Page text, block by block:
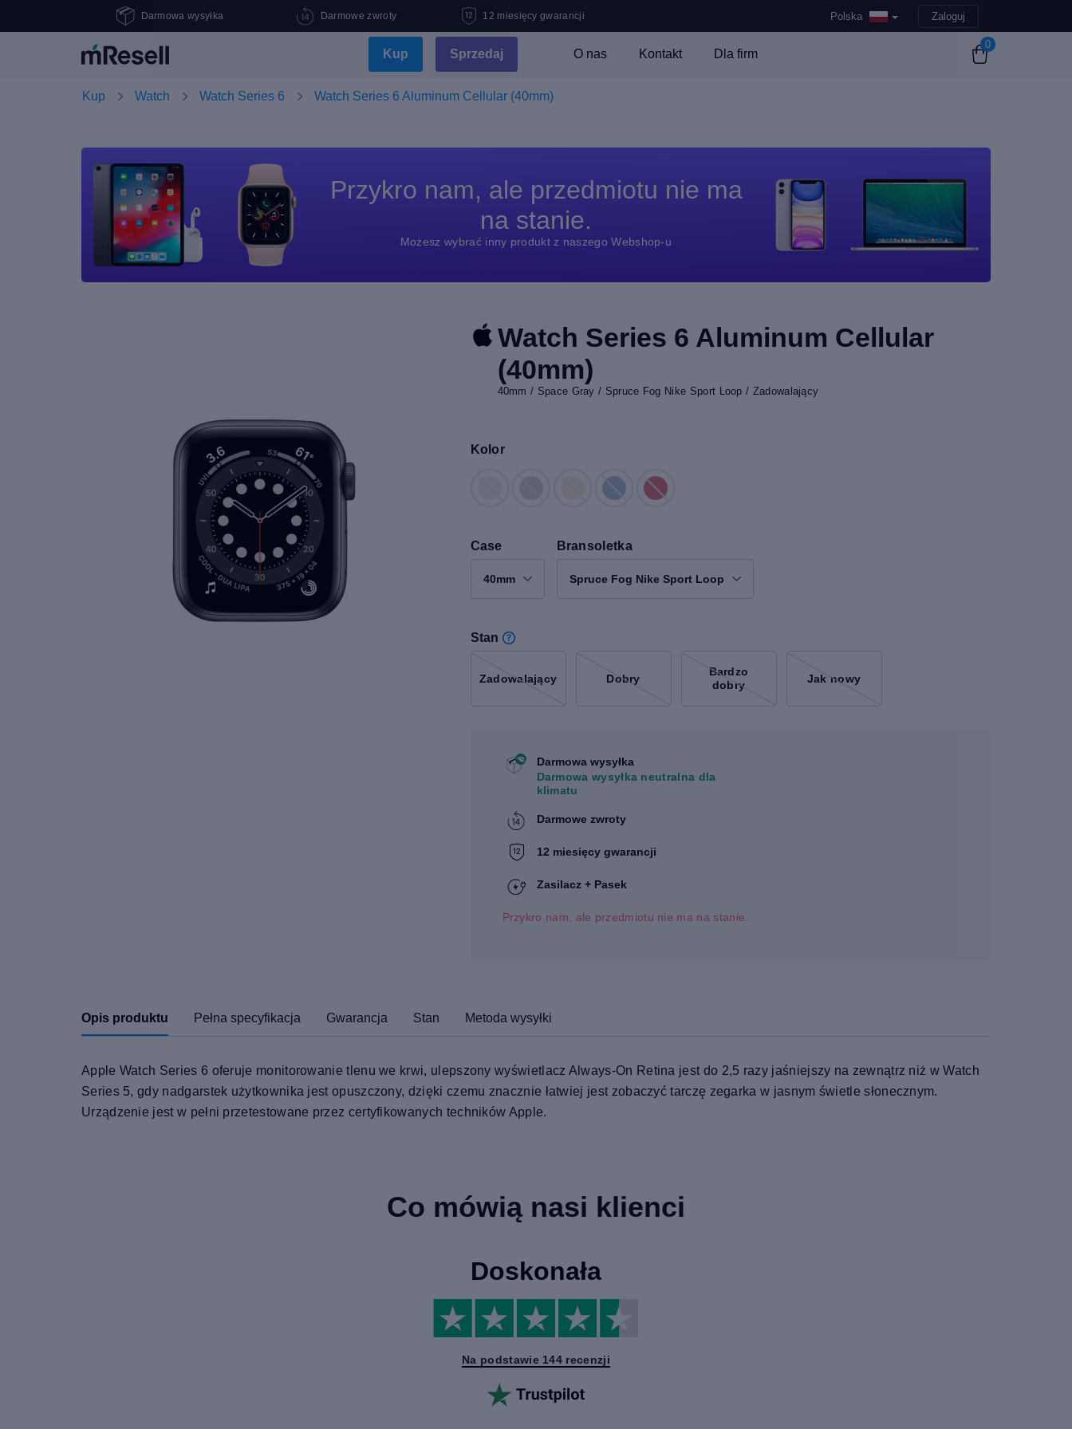
Darmowa wysyłka Darmowe zwroty 12 miesięcy gwarancji Polska Zaloguj
Kup Sprzedaj O nas Kontakt Dla firm
0
Kup Watch Watch Series 6 Watch Series 6 Aluminum Cellular (40mm)
Przykro nam, ale przedmiotu nie ma
na stanie.
Możesz wybrać inny produkt z naszego Webshop-u
Watch Series 6 Aluminum Cellular
(40mm)
40mm / Space Gray / Spruce Fog Nike Sport Loop / Zadowalający
Kolor
Case
40mm
Bransoletka
Spruce Fog Nike Sport Loop
Stan
Zadowalający Dobry
Bardzo
dobry
Jak nowy
Darmowa wysyłka
Darmowa wysyłka neutralna dla
klimatu
Darmowe zwroty
12 miesięcy gwarancji
Zasilacz + Pasek
Przykro nam, ale przedmiotu nie ma na stanie.
Opis produktu Pełna specyfikacja Gwarancja Stan Metoda wysyłki
Apple Watch Series 6 oferuje monitorowanie tlenu we krwi, ulepszony wyświetlacz Always-On Retina jest do 2,5 razy jaśniejszy na zewnątrz niż w Watch
Series 5, gdy nadgarstek użytkownika jest opuszczony, dzięki czemu znacznie łatwiej jest zobaczyć tarczę zegarka w jasnym świetle słonecznym.
Urządzenie jest w pełni przetestowane przez certyfikowanych techników Apple.
Co mówią nasi klienci
Doskonała
Na podstawie 144 recenzji